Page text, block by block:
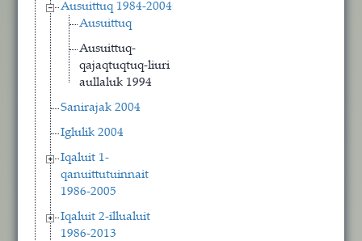
Ausuittuq 1984-2004
Ausuittuq
Ausuittuq-
qajaqtuqtuq-liuri
aullaluk 1994
Sanirajak 2004
Iglulik 2004
Iqaluit 1-
qanuittutuinnait
1986-2005
Iqaluit 2-illualuit
1986-2013